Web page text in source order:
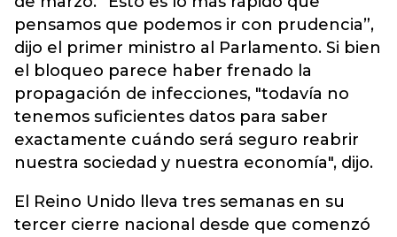
pensamos que podemos ir con prudencia”,
dijo el primer ministro al Parlamento. Si bien
el bloqueo parece haber frenado la
propagación de infecciones, "todavía no
tenemos suficientes datos para saber
exactamente cuándo será seguro reabrir
nuestra sociedad y nuestra economía", dijo.
El Reino Unido lleva tres semanas en su
tercer cierre nacional desde que comenzó